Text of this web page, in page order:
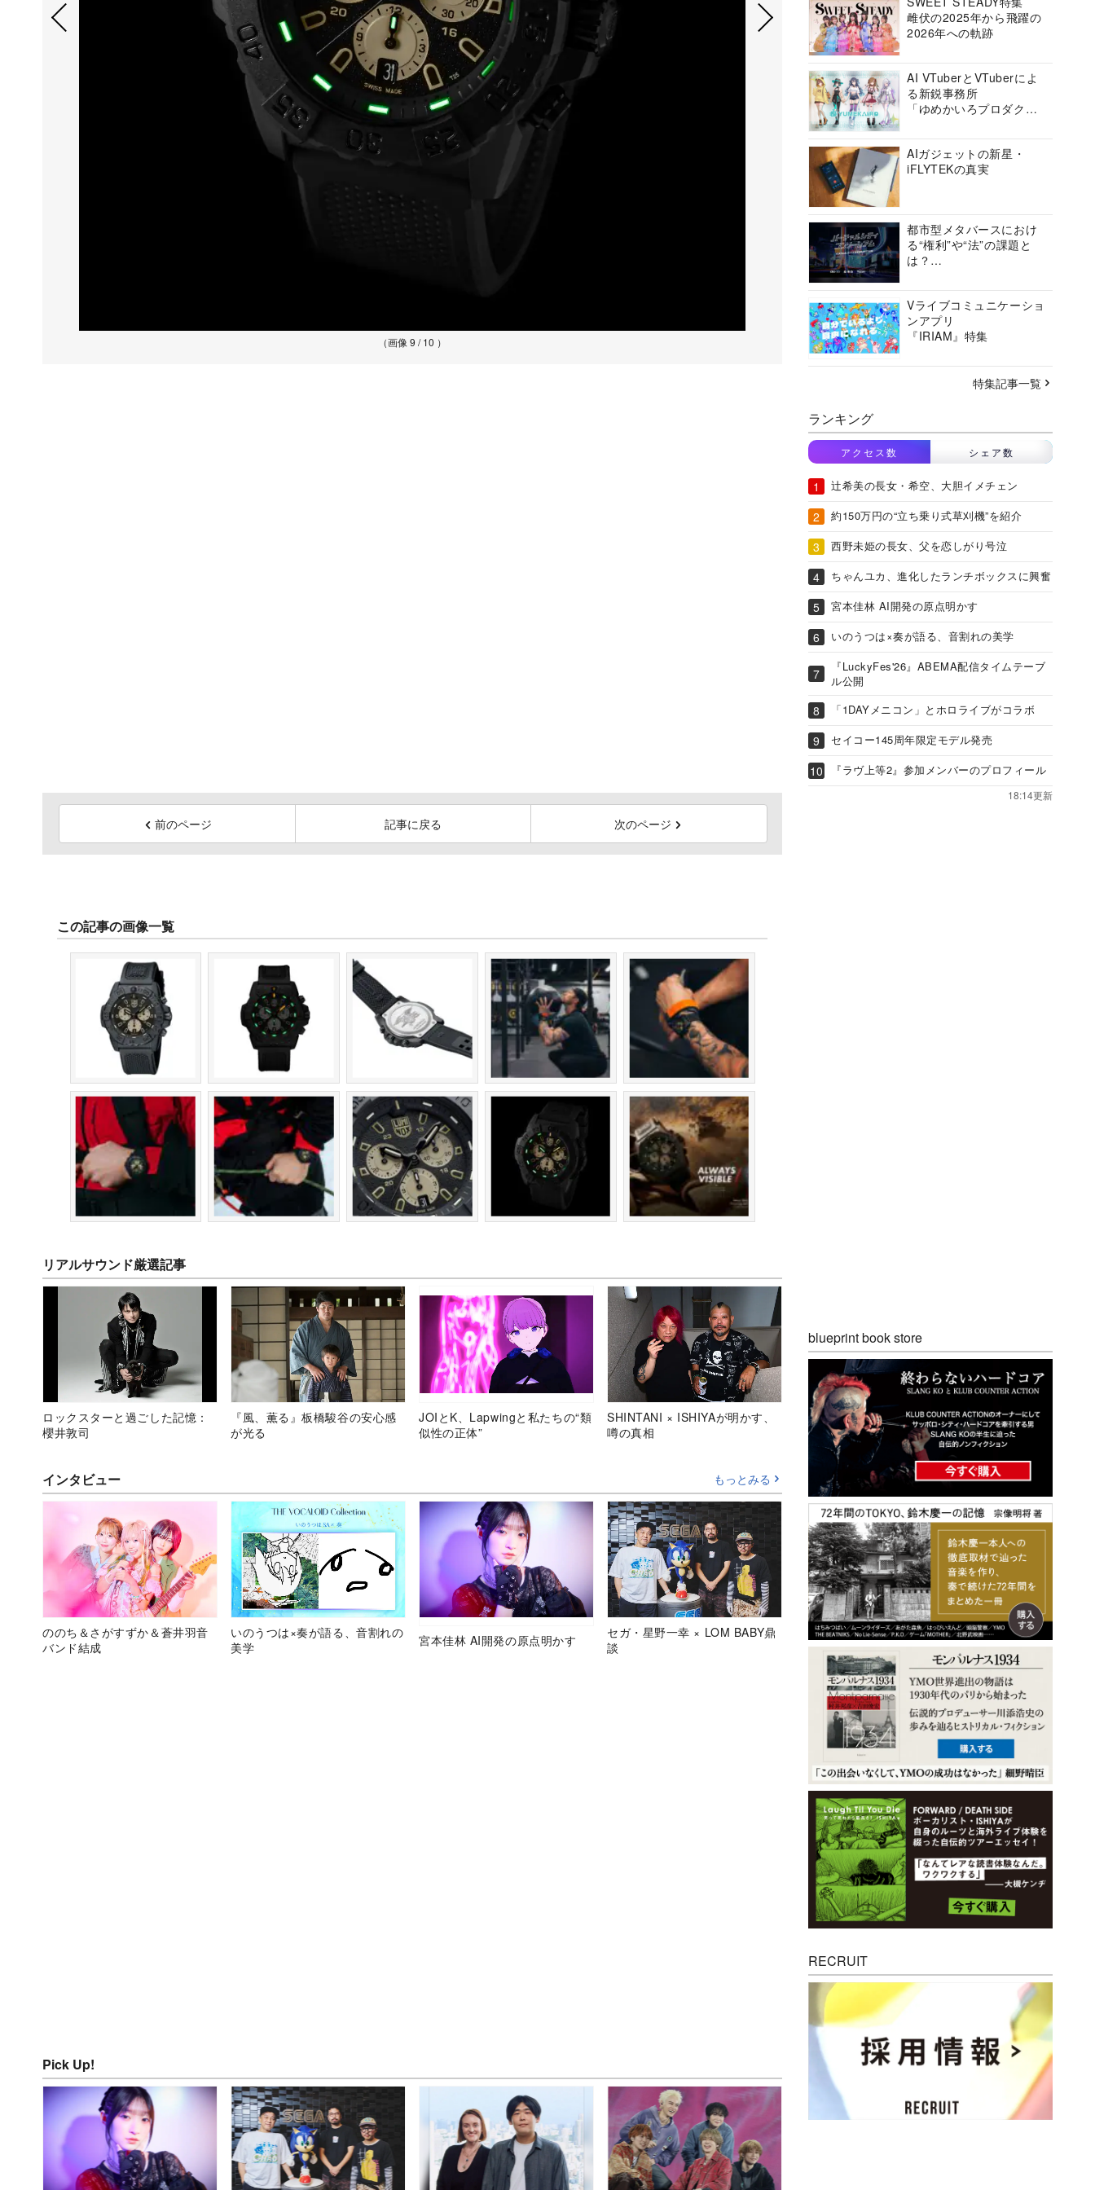
（画像 9 / 10 ）
前のページ 記事に戻る 次のページ
この記事の画像一覧
リアルサウンド厳選記事
ロックスターと過ごした記憶：
櫻井敦司
『風、薫る』板橋駿谷の安心感
が光る
JOIとK、Lapwingと私たちの“類
似性の正体”
SHINTANI × ISHIYAが明かす、
噂の真相
インタビュー もっとみる
ののち＆さがすずか＆蒼井羽音
バンド結成
いのうつは×奏が語る、音割れの
美学
宮本佳林 AI開発の原点明かす
セガ・星野一幸 × LOM BABY鼎
談
Pick Up!
雌伏の2025年から飛躍の
2026年への軌跡
AI VTuberとVTuberによ
る新鋭事務所
「ゆめかいろプロダクシ
AIガジェットの新星・
iFLYTEKの真実
都市型メタバースにおけ
る“権利”や“法”の課題と
は？
ーシアムの挑戦に迫る
Vライブコミュニケーショ
ンアプリ
『IRIAM』特集
特集記事一覧
ランキング
アクセス数 シェア数
辻希美の長女・希空、大胆イメチェン
約150万円の“立ち乗り式草刈機”を紹介
西野未姫の長女、父を恋しがり号泣
ちゃんユカ、進化したランチボックスに興奮
宮本佳林 AI開発の原点明かす
いのうつは×奏が語る、音割れの美学
『LuckyFes'26』ABEMA配信タイムテーブ
ル公開
「1DAYメニコン」とホロライブがコラボ
セイコー145周年限定モデル発売
『ラヴ上等2』参加メンバーのプロフィール
18:14更新
blueprint book store
RECRUIT